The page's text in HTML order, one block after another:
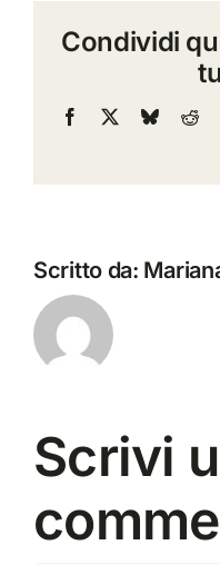
Condividi
Facebook Bluesky
Scritto da:
Scrivi